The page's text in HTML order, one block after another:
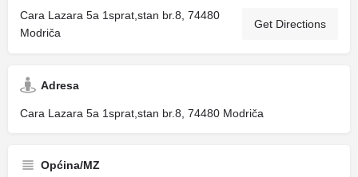
Cara Lazara 5a 1sprat,stan br.8, 74480
Modriča
Get Directions
Adresa
Cara Lazara 5a 1sprat,stan br.8, 74480 Modriča
Općina/MZ